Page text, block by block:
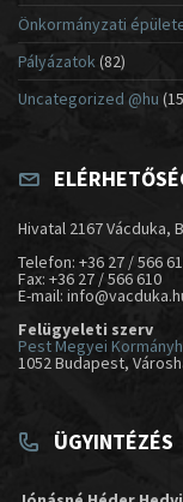
Önkormányzati
Pályázatok (82)
Uncategorized @hu
Hivatal 2167 Vácduka,
Telefon: +36 27 / 566
Fax: +36 27 / 566 610
E-mail:
Felügyeleti szerv
Pest Megyei
1052 Budapest,
ÜGYINTÉZÉS